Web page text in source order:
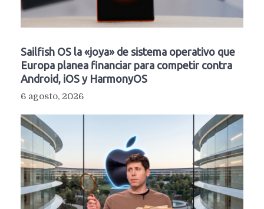
Sailfish OS la «joya» de sistema operativo que
Europa planea financiar para competir contra
Android, iOS y HarmonyOS
6 agosto, 2026